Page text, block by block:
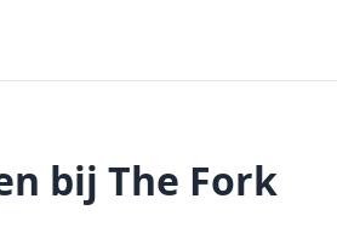
bij The Fork